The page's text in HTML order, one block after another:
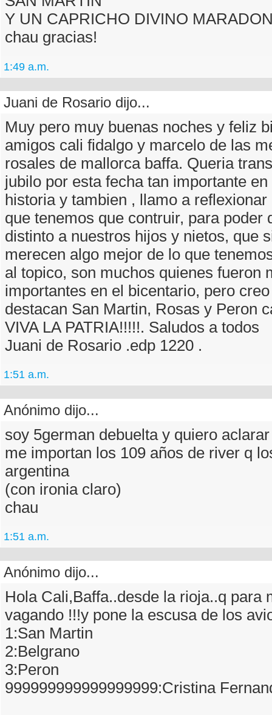
Y UN CAPRICHO DIVINO
chau gracias!
1:49 a.m.
Juani de Rosario dijo...
Muy pero muy buenas noches y feliz
amigos cali fidalgo y marcelo de las
rosales de mallorca baffa. Queria
jubilo por esta fecha tan importante
historia y tambien , llamo a reflexionar
que tenemos que contruir, para poder
distinto a nuestros hijos y nietos, que
merecen algo mejor de lo que
al topico, son muchos quienes fueron
importantes en el bicentario, pero
destacan San Martin, Rosas y Peron
VIVA LA PATRIA!!!!!. Saludos a todos
Juani de Rosario .edp 1220 .
1:51 a.m.
Anónimo dijo...
soy 5german debuelta y quiero
me importan los 109 años de river q
argentina
(con ironia claro)
chau
1:51 a.m.
Anónimo dijo...
Hola Cali,Baffa..desde la rioja..q para
vagando !!!y pone la escusa de los
1:San Martin
2:Belgrano
3:Peron
999999999999999999:Cristina